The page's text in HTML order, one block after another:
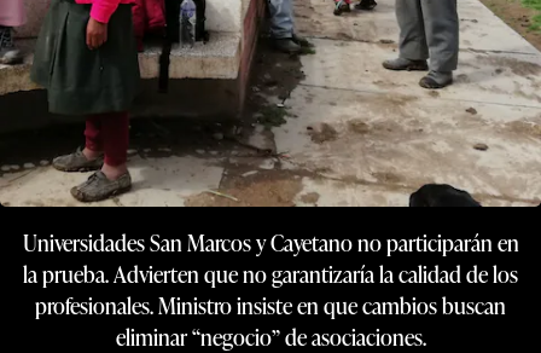
Universidades San Marcos y Cayetano no participarán en
la prueba. Advierten que no garantizaría la calidad de los
profesionales. Ministro insiste en que cambios buscan
eliminar “negocio” de asociaciones.